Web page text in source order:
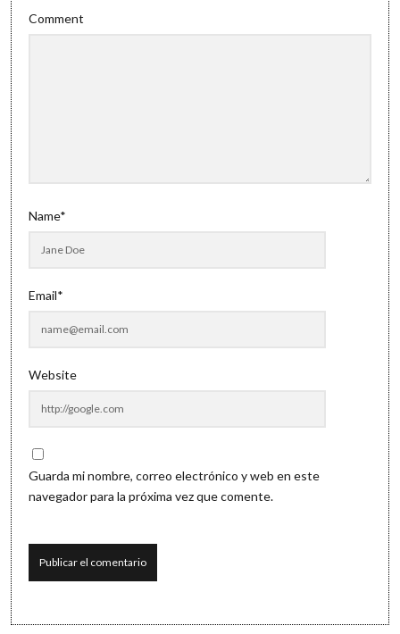
Comment
Name*
Email*
Website
Guarda mi nombre, correo electrónico y web en este
navegador para la próxima vez que comente.